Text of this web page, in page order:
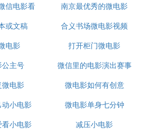
Leprince-Ringuet 饰)是一个学习
的天才钢琴家，可是在梦 寐以求
，阿德里安重新振作，成为了一名
事实上他只是带上了隐形眼镜，这
觉方面更加敏锐，并由此得到更多
至还会窥视到别人的生活与隐私，
一户人家工作，殊不知这里刚刚发
片荣获2011年卢纹(Leuven)国际电
信电影看
南京最优秀的微电影
或文稿
合义书场微电影视频
电影
打开柜门微电影
主号
微信里的电影演出赛事
安全吗
电影
微电影如何有创意
小电影
微电影单身七分钟
小电影
减压小电影